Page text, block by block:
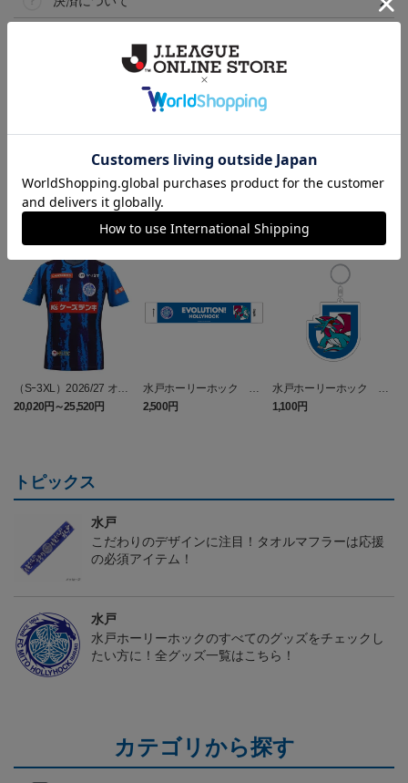
ヘルプページ
ランキング
（Sｰ3XL）2026/27 オー
センティックユニフォー
ム FP 1st
20,020円～25,520円
NEW
水戸ホーリーホック ボ
ーマンダ タオルマフラー
2,500円
NEW
水戸ホーリーホック ボ
ーマンダ キーホルダー
1,100円
トピックス
水戸
こだわりのデザインに注目！タオルマフラーは応援
の必須アイテム！
水戸
水戸ホーリーホックのすべてのグッズをチェックし
たい方に！全グッズ一覧はこちら！
カテゴリから探す